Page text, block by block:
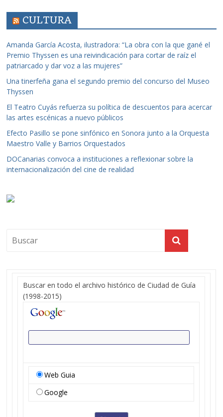
CULTURA
Amanda García Acosta, ilustradora: “La obra con la que gané el
Premio Thyssen es una reivindicación para cortar de raíz el
patriarcado y dar voz a las mujeres”
Una tinerfeña gana el segundo premio del concurso del Museo
Thyssen
El Teatro Cuyás refuerza su política de descuentos para acercar
las artes escénicas a nuevo públicos
Efecto Pasillo se pone sinfónico en Sonora junto a la Orquesta
Maestro Valle y Barrios Orquestados
DOCanarias convoca a instituciones a reflexionar sobre la
internacionalización del cine de realidad
Buscar en todo el archivo histórico de Ciudad de Guía
(1998-2015)
Web Guia
Google